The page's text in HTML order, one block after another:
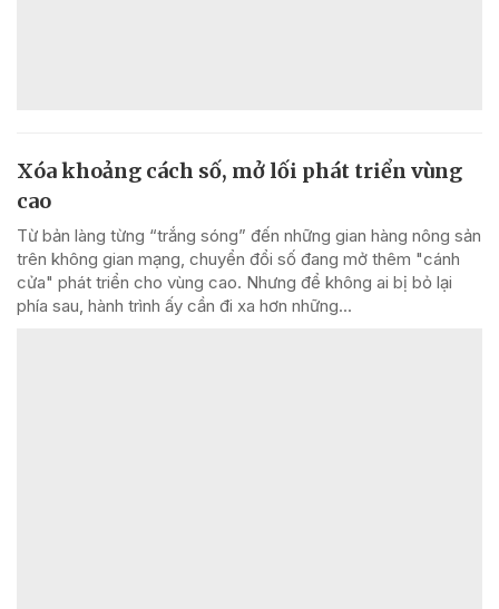
Xóa khoảng cách số, mở lối phát triển vùng
cao
Từ bản làng từng “trắng sóng” đến những gian hàng nông sản
trên không gian mạng, chuyển đổi số đang mở thêm "cánh
cửa" phát triển cho vùng cao. Nhưng để không ai bị bỏ lại
phía sau, hành trình ấy cần đi xa hơn những...